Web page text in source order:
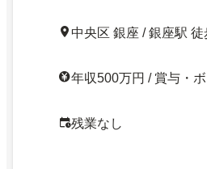
中央区 銀座 / 銀座駅 徒
年収500万円 / 賞与・
残業なし